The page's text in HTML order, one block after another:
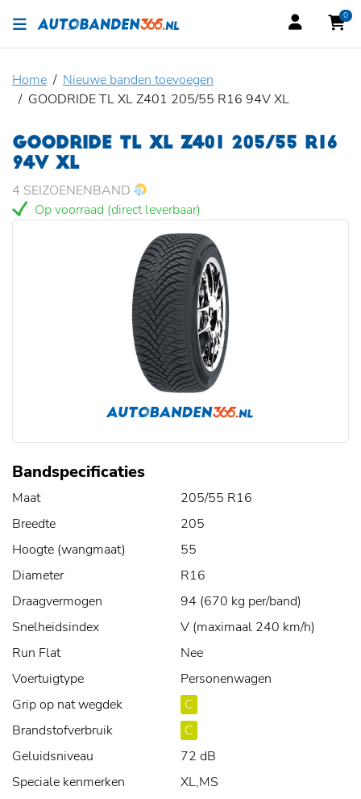
0
Home
Nieuwe banden toevoegen
GOODRIDE TL XL Z401 205/55 R16 94V XL
GOODRIDE TL XL Z401 205/55 R16
94V XL
4 SEIZOENENBAND
Op voorraad (direct leverbaar)
Bandspecificaties
Maat
205/55 R16
Breedte
205
Hoogte (wangmaat)
55
Diameter
R16
Draagvermogen
94 (670 kg per/band)
Snelheidsindex
V (maximaal 240 km/h)
Run Flat
Nee
Voertuigtype
Personenwagen
Grip op nat wegdek
C
Brandstofverbruik
C
Geluidsniveau
72 dB
Speciale kenmerken
XL,MS